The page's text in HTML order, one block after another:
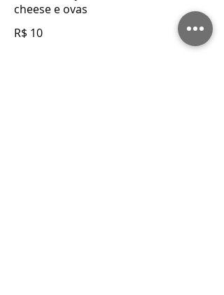
cheese e ovas
R$ 10